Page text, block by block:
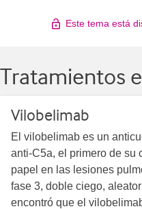
Este tema está
Tratamientos
Vilobelimab
El vilobelimab es un
anti-C5a, el primero de su
papel en las lesiones
fase 3, doble ciego,
encontró que el